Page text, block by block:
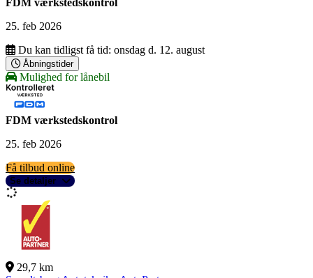
FDM værkstedskontrol
25. feb 2026
Du kan tidligst få tid: onsdag d. 12. august
Åbningstider
Mulighed for lånebil
FDM værkstedskontrol
25. feb 2026
Få tilbud online
Se detaljer
29,7 km